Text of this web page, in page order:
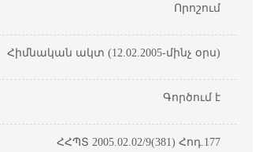
Որոշում
Հիմնական ակտ (12.02.2005-մինչ օրս)
Գործում է
ՀՀՊՏ 2005.02.02/9(381) Հոդ.177